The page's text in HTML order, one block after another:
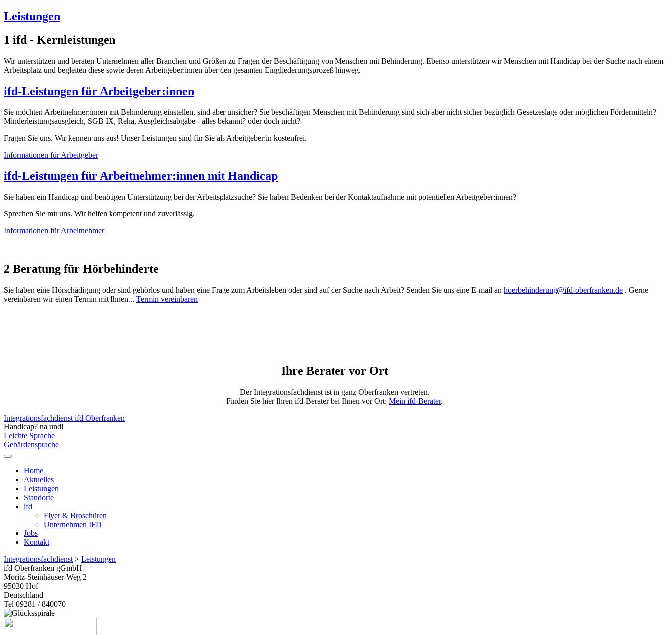
Leistungen
1 ifd - Kernleistungen
Wir unterstützen und beraten Unternehmen aller Branchen und Größen zu Fragen der Beschäftigung von Menschen mit Behinderung. Ebenso unterstützen wir Menschen mit Handicap bei der Suche nach einem
Arbeitsplatz und begleiten diese sowie deren Arbeitgeber:innen über den gesamten Eingliederungsprozeß hinweg.
ifd-Leistungen für Arbeitgeber:innen
Sie möchten Arbeitnehmer:innen mit Behinderung einstellen, sind aber unsicher? Sie beschäftigen Menschen mit Behinderung sind sich aber nicht sicher bezüglich Gesetzeslage oder möglichen Fördermitteln?
Minderleistungsausgleich, SGB IX, Reha, Ausgleichsabgabe - alles bekannt? oder doch nicht?
Fragen Sie uns. Wir kennen uns aus! Unser Leistungen sind für Sie als Arbeitgeber:in kostenfrei.
Informationen für Arbeitgeber
ifd-Leistungen für Arbeitnehmer:innen mit Handicap
Sie haben ein Handicap und benötigen Unterstützung bei der Arbeitsplatzsuche? Sie haben Bedenken bei der Kontaktaufnahme mit potentiellen Arbeitgeber:innen?
Sprechen Sie mit uns. Wir helfen kompetent und zuverlässig.
Informationen für Arbeitnehmer
2 Beratung für Hörbehinderte
Sie haben eine Hörschädigung oder sind gehörlos und haben eine Frage zum Arbeitsleben oder sind auf der Suche nach Arbeit? Senden Sie uns eine E-mail an hoerbehinderung@ifd-oberfranken.de . Gerne
vereinbaren wir einen Termin mit Ihnen... Termin vereinbaren
Ihre Berater vor Ort
Der Integrationsfachdienst ist in ganz Oberfranken vertreten.
Finden Sie hier Ihren ifd-Berater bei Ihnen vor Ort: Mein ifd-Berater.
Integrationsfachdienst ifd Oberfranken
Handicap? na und!
Leichte Sprache
Gebärdensprache
Home
Aktuelles
Leistungen
Standorte
ifd
Flyer & Broschüren
Unternehmen IFD
Jobs
Kontakt
Integrationsfachdienst > Leistungen
ifd Oberfranken gGmbH
Moritz-Steinhäuser-Weg 2
95030 Hof
Deutschland
Tel 09281 / 840070